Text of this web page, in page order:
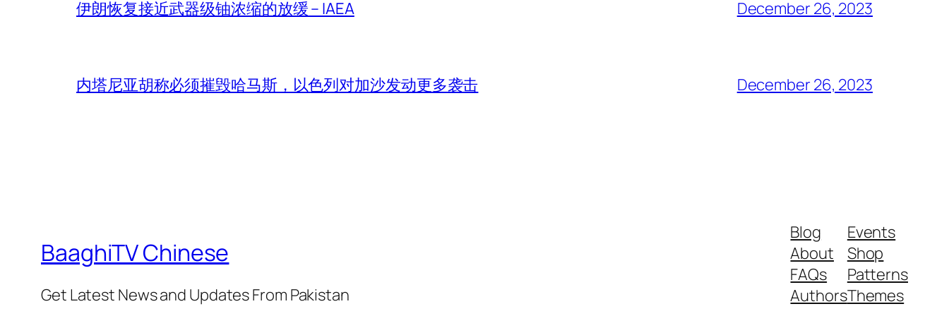
伊朗恢复接近武器级铀浓缩的放缓 – IAEA December 26, 2023
内塔尼亚胡称必须摧毁哈马斯，以色列对加沙发动更多袭击 December 26, 2023
BaaghiTV Chinese
Get Latest News and Updates From Pakistan
Blog
About
FAQs
Authors
Events
Shop
Patterns
Themes